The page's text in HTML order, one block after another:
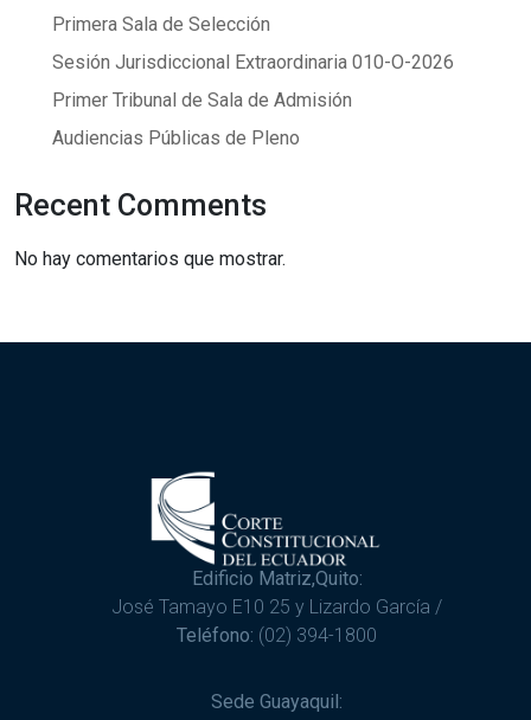
Primera Sala de Selección
Sesión Jurisdiccional Extraordinaria 010-O-2026
Primer Tribunal de Sala de Admisión
Audiencias Públicas de Pleno
Recent Comments
No hay comentarios que mostrar.
Edificio Matriz,Quito:
José Tamayo E10 25 y Lizardo García /
Teléfono: (02) 394-1800
Sede Guayaquil: